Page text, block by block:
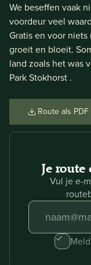
We beseffen vaak
voordeur veel
Gratis en voor
groeit en bloeit.
land zoals het was
Park Stokhorst .
Route als PDF
Je
Vul je e-